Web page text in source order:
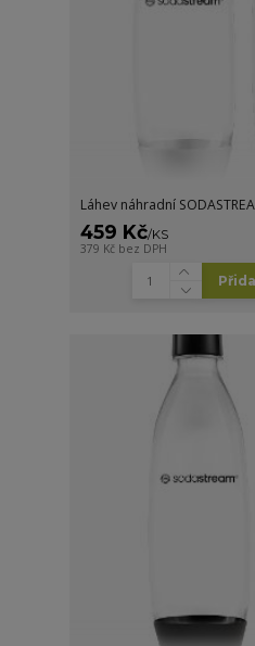
Láhev náhradní
459 Kč/KS
379 Kč bez DPH